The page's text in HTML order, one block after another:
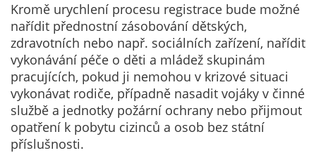
Kromě urychlení procesu registrace bude možné
nařídit přednostní zásobování dětských,
zdravotních nebo např. sociálních zařízení, nařídit
vykonávání péče o děti a mládež skupinám
pracujících, pokud ji nemohou v krizové situaci
vykonávat rodiče, případně nasadit vojáky v činné
službě a jednotky požární ochrany nebo přijmout
opatření k pobytu cizinců a osob bez státní
příslušnosti.
kampaní.
Jejich pomocí
určujeme
počet návštěv
a zdroje
návštěv našich
internetových
stránek. Data